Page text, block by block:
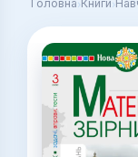
Головна Книги